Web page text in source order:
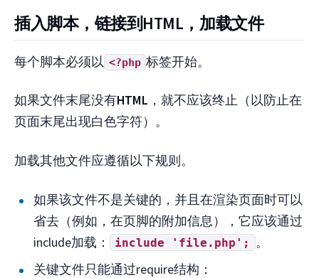
插入脚本，链接到HTML，加载文件
每个脚本必须以 <?php 标签开始。
如果文件末尾没有HTML ，就不应该终止（以防止在
页面末尾出现白色字符）。
加载其他文件应遵循以下规则。
如果该文件不是关键的，并且在渲染页面时可以
省去（例如，在页脚的附加信息），它应该通过
include加载：
include 'file.php';
。
关键文件只能通过require结构：